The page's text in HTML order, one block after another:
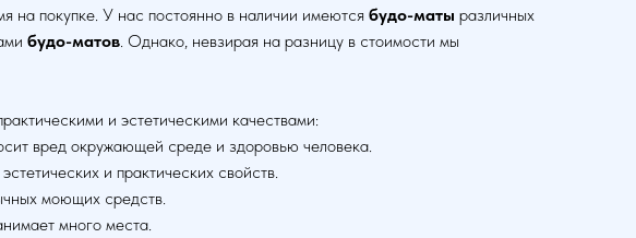
на покупке. У нас постоянно в наличии имеются будо-маты различных
будо-матов . Однако, невзирая на разницу в стоимости мы
и эстетическими качествами:
вред окружающей среде и здоровью человека.
и практических свойств.
моющих средств.
много места.